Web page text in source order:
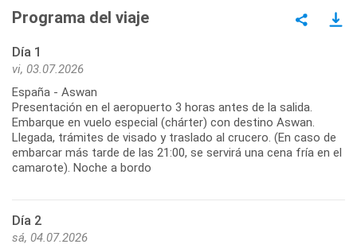
Programa del viaje
Día 1
vi, 03.07.2026
España - Aswan
Presentación en el aeropuerto 3 horas antes de la salida.
Embarque en vuelo especial (chárter) con destino Aswan.
Llegada, trámites de visado y traslado al crucero. (En caso de
embarcar más tarde de las 21:00, se servirá una cena fría en el
camarote). Noche a bordo
Día 2
sá, 04.07.2026